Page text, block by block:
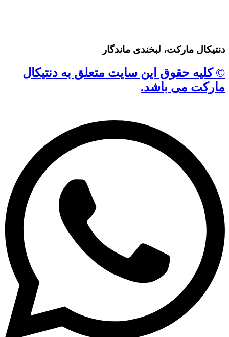
دنتیکال مارکت، لبخندی ماندگار
© کلیه حقوق این سایت متعلق به دنتیکال
مارکت می باشد.